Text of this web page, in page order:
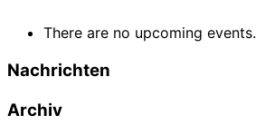
There are no upcoming events.
Nachrichten
Archiv